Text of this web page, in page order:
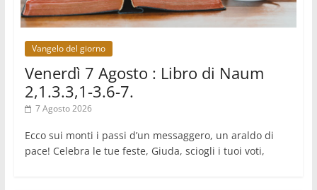
07.08.2026
Uruguay, il presidente dei vescovi: la visita del
Papa dono per tutto il Paese
Vangelo del giorno
Venerdì 7 Agosto : Libro di Naum
2,1.3.3,1-3.6-7.
7 Agosto 2026
Ecco sui monti i passi d’un messaggero, un araldo di
pace! Celebra le tue feste, Giuda, sciogli i tuoi voti,